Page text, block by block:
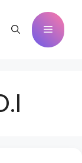
Menú